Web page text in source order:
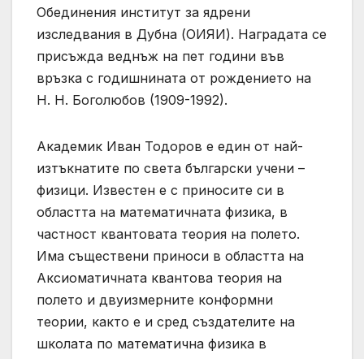
Обединения институт за ядрени
изследвания в Дубна (ОИЯИ). Наградата се
присъжда веднъж на пет години във
връзка с годишнината от рождението на
Н. Н. Боголюбов (1909-1992).
Академик Иван Тодоров е един от най-
изтъкнатите по света български учени –
физици. Известен е с приносите си в
областта на математичната физика, в
частност квантовата теория на полето.
Има съществени приноси в областта на
Аксиоматичната квантова теория на
полето и двуизмерните конформни
теории, както е и сред създателите на
школата по математична физика в